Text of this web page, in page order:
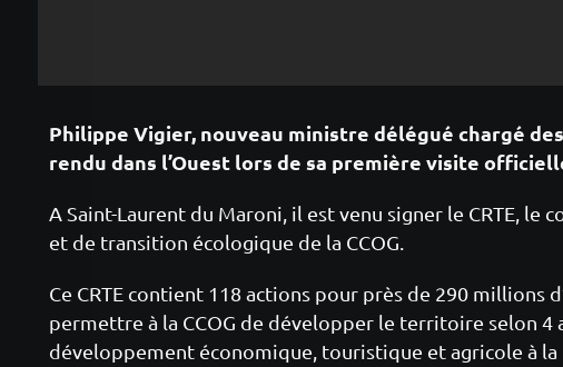
Philippe Vigier, nouveau ministre délégué chargé
rendu dans l’Ouest lors de sa première visite
A Saint-Laurent du Maroni, il est venu signer le CRTE, le
et de transition écologique de la CCOG.
Ce CRTE contient 118 actions pour près de 290 millions
permettre à la CCOG de développer le territoire selon 4
développement économique, touristique et agricole à